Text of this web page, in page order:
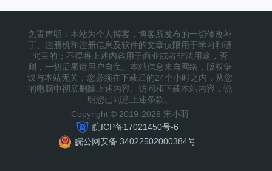
免责声明：本站为个人博客，博客所发布的一切修改补
丁、注册机和注册信息及软件的文章仅限用于学习和研
究目的；不得将上述内容用于商业或者非法用途，否
则，一切后果请用户自负。本站信息来自网络，版权争
议与本站无关，您必须在下载后的24个小时之内，从您
的电脑中彻底删除上述内容。访问和下载本站内容，说
明您已同意上述条款。
Copyright © 2019-2026 宋小羽
皖ICP备17021450号-6
皖公网安备 34022502000384号